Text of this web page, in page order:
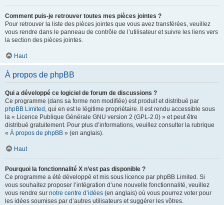
Comment puis-je retrouver toutes mes pièces jointes ?
Pour retrouver la liste des pièces jointes que vous avez transférées, veuillez
vous rendre dans le panneau de contrôle de l’utilisateur et suivre les liens vers
la section des pièces jointes.
Haut
À propos de phpBB
Qui a développé ce logiciel de forum de discussions ?
Ce programme (dans sa forme non modifiée) est produit et distribué par
phpBB Limited , qui en est le légitime propriétaire. Il est rendu accessible sous
la « Licence Publique Générale GNU version 2 (GPL-2.0) » et peut être
distribué gratuitement. Pour plus d’informations, veuillez consulter la rubrique
« À propos de phpBB » (en anglais).
Haut
Pourquoi la fonctionnalité X n’est pas disponible ?
Ce programme a été développé et mis sous licence par phpBB Limited. Si
vous souhaitez proposer l’intégration d’une nouvelle fonctionnalité, veuillez
vous rendre sur notre centre d’idées (en anglais) où vous pourrez voter pour
les idées soumises par d’autres utilisateurs et suggérer les vôtres.